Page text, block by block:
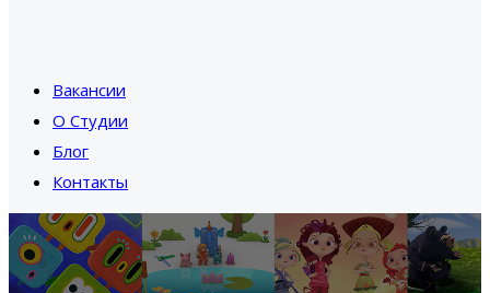
Вакансии
О Студии
Блог
Контакты